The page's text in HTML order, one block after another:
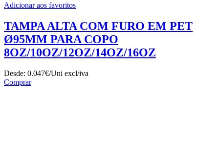
Adicionar aos favoritos
TAMPA ALTA COM FURO EM PET
Ø95MM PARA COPO
8OZ/10OZ/12OZ/14OZ/16OZ
Desde: 0.047€/Uni excl/iva
Comprar